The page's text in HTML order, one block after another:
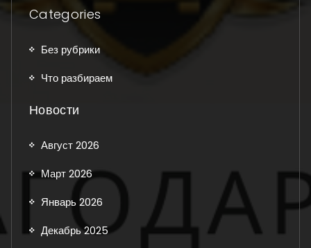
Categories
Без рубрики
Что разбираем
Новости
Август 2026
Март 2026
Январь 2026
Декабрь 2025